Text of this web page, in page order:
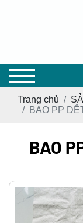
Trang chủ
BAO PP
BAO